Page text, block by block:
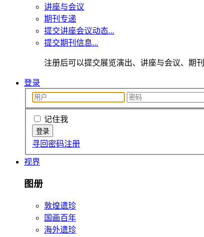
讲座与会议
期刊专递
提交讲座会议动态...
提交期刊信息...
注册后可以提交展览演出、讲座与会议、期
登录
记住我
寻回密码注册
视界
图册
敦煌遗珍
国画百年
海外遗珍